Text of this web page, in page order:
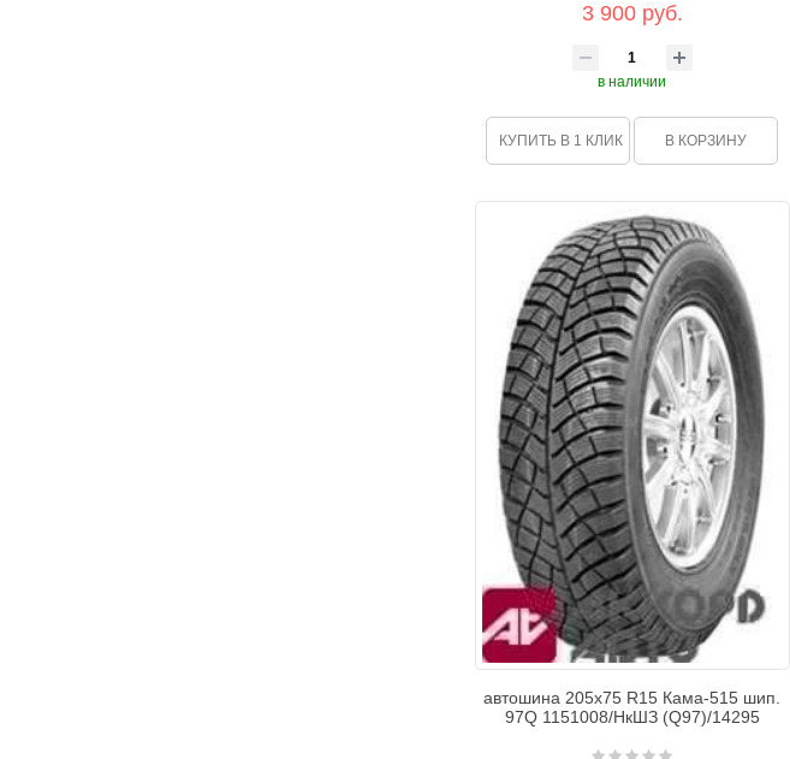
3 900 руб.
в наличии
КУПИТЬ В 1 КЛИК В КОРЗИНУ
автошина 205х75 R15 Кама-515 шип.
97Q 1151008/НкШЗ (Q97)/14295